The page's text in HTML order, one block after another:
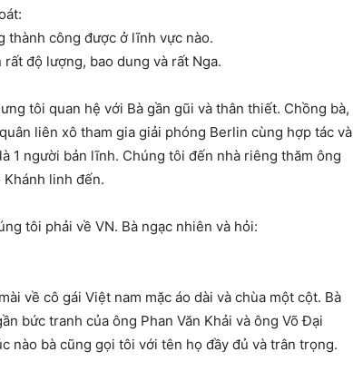
thành công được ở lĩnh vực nào.
độ lượng, bao dung và rất Nga.
tôi quan hệ với Bà gần gũi và thân thiết. Chồng bà,
liên xô tham gia giải phóng Berlin cùng hợp tác và
1 người bản lĩnh. Chúng tôi đến nhà riêng thăm ông
linh đến.
tôi phải về VN. Bà ngạc nhiên và hỏi:
về cô gái Việt nam mặc áo dài và chùa một cột. Bà
bức tranh của ông Phan Văn Khải và ông Võ Đại
nào bà cũng gọi tôi với tên họ đầy đủ và trân trọng.